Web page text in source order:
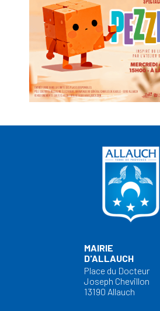
MAIRIE
D'ALLAUCH
Place du Docteur
Joseph Chevillon
13190 Allauch